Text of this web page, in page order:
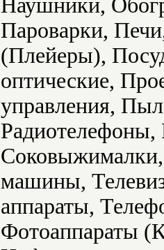
Наушники,
Пароварки,
(Плейеры),
оптические,
управления,
машины,
аппараты,
Фотоаппараты